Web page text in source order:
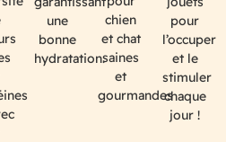
une
bonne
hydratation.
chien
et chat
saines
et
gourmandes
pour
l’occuper
et le
stimuler
chaque
jour !